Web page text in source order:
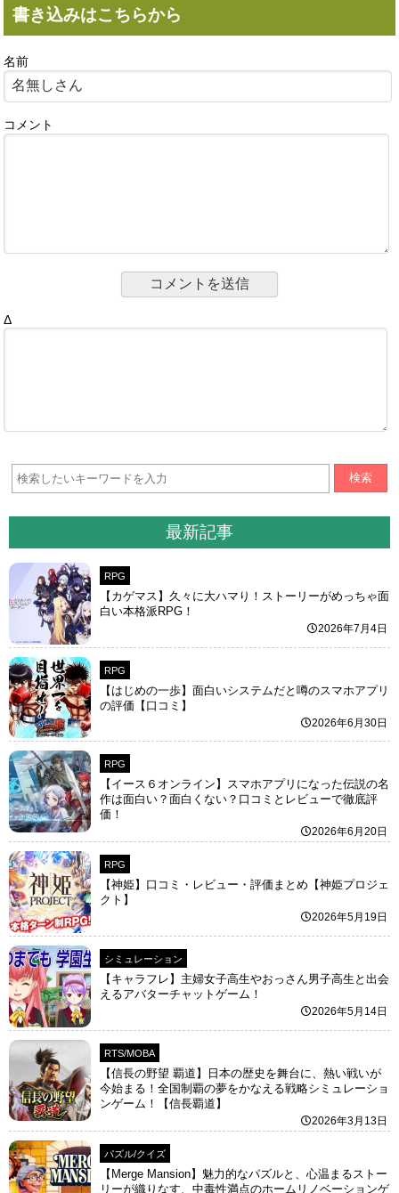
書き込みはこちらから
名前
コメント
Δ
検索
最新記事
RPG
【カゲマス】久々に大ハマり！ストーリーがめっちゃ面
白い本格派RPG！
2026年7月4日
RPG
【はじめの一歩】面白いシステムだと噂のスマホアプリ
の評価【口コミ】
2026年6月30日
RPG
【イース６オンライン】スマホアプリになった伝説の名
作は面白い？面白くない？口コミとレビューで徹底評
価！
2026年6月20日
RPG
【神姫】口コミ・レビュー・評価まとめ【神姫プロジェ
クト】
2026年5月19日
シミュレーション
【キャラフレ】主婦女子高生やおっさん男子高生と出会
えるアバターチャットゲーム！
2026年5月14日
RTS/MOBA
【信長の野望 覇道】日本の歴史を舞台に、熱い戦いが
今始まる！全国制覇の夢をかなえる戦略シミュレーショ
ンゲーム！【信長覇道】
2026年3月13日
パズル/クイズ
【Merge Mansion】魅力的なパズルと、心温まるストー
リーが織りなす、中毒性満点のホームリノベーションゲ